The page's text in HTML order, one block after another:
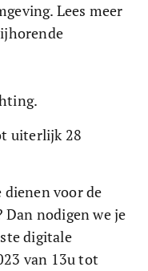
Lees meer
uiterlijk 28
voor de
nodigen we je
digitale
van 13u tot